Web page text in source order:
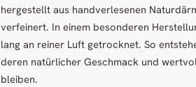
hergestellt aus handverlesenen
verfeinert. In einem besonderen
lang an reiner Luft getrocknet. So
deren natürlicher Geschmack und
bleiben.